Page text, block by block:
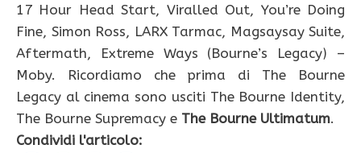
17 Hour Head Start, Viralled Out, You’re Doing
Fine, Simon Ross, LARX Tarmac, Magsaysay Suite,
Aftermath, Extreme Ways (Bourne’s Legacy) –
Moby. Ricordiamo che prima di The Bourne
Legacy al cinema sono usciti The Bourne Identity,
The Bourne Supremacy e The Bourne Ultimatum.
Condividi l'articolo: